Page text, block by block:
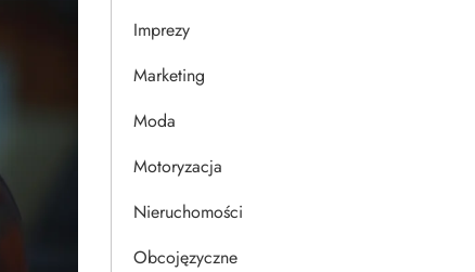
Imprezy
Marketing
Moda
Motoryzacja
Nieruchomości
Obcojęzyczne